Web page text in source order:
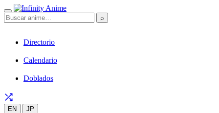
⌕
Directorio
Calendario
Doblados
EN
JP